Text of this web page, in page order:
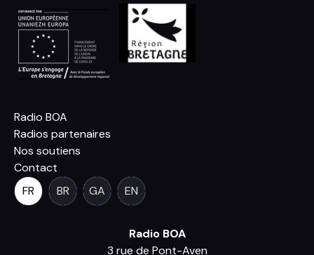
Radio BOA
Radios partenaires
Nos soutiens
Contact
FR
BR GA EN
Radio BOA
3 rue de Pont-Aven